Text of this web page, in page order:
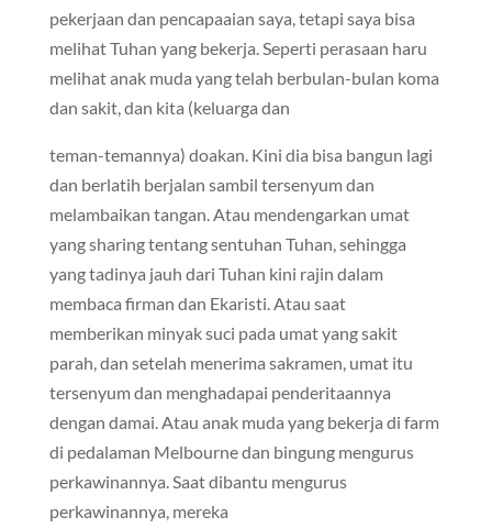
pekerjaan dan pencapaaian saya, tetapi saya bisa
melihat Tuhan yang bekerja. Seperti perasaan haru
melihat anak muda yang telah berbulan-bulan koma
dan sakit, dan kita (keluarga dan
teman-temannya) doakan. Kini dia bisa bangun lagi
dan berlatih berjalan sambil tersenyum dan
melambaikan tangan. Atau mendengarkan umat
yang sharing tentang sentuhan Tuhan, sehingga
yang tadinya jauh dari Tuhan kini rajin dalam
membaca firman dan Ekaristi. Atau saat
memberikan minyak suci pada umat yang sakit
parah, dan setelah menerima sakramen, umat itu
tersenyum dan menghadapai penderitaannya
dengan damai. Atau anak muda yang bekerja di farm
di pedalaman Melbourne dan bingung mengurus
perkawinannya. Saat dibantu mengurus
perkawinannya, mereka